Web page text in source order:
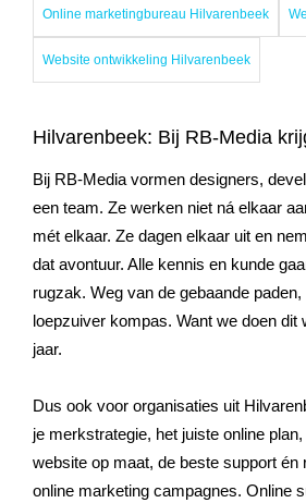
Online marketingbureau Hilvarenbeek
Website ontwikkeling Hilvarenbeek
Hilvarenbeek: Bij RB-Media
Bij RB-Media vormen designers,
een team. Ze werken niet ná elkaar
mét elkaar. Ze dagen elkaar uit en
dat avontuur. Alle kennis en kunde
rugzak. Weg van de gebaande
loepzuiver kompas. Want we doen dit
jaar.
Dus ook voor organisaties uit
je merkstrategie, het juiste online
website op maat, de beste support én
online marketing campagnes. Online